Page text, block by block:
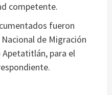
competente.
fueron
de Migración
Apetatitlán, para el